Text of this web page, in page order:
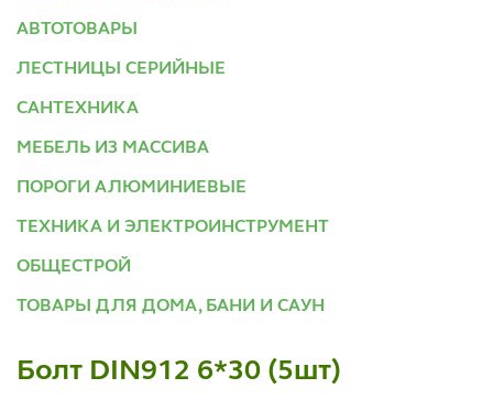
АВТОТОВАРЫ
ЛЕСТНИЦЫ СЕРИЙНЫЕ
САНТЕХНИКА
МЕБЕЛЬ ИЗ МАССИВА
ПОРОГИ АЛЮМИНИЕВЫЕ
ТЕХНИКА И ЭЛЕКТРОИНСТРУМЕНТ
ОБЩЕСТРОЙ
ТОВАРЫ ДЛЯ ДОМА, БАНИ И САУН
Болт DIN912 6*30 (5шт)